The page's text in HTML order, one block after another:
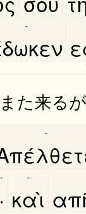
-
た来る
-
·
-
καὶ
-